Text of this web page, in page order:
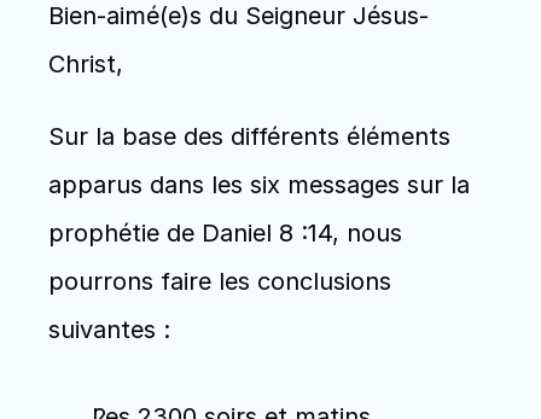
Bien-aimé(e)s du Seigneur Jésus-
Christ,
Sur la base des différents éléments
apparus dans les six messages sur la
prophétie de Daniel 8 :14, nous
pourrons faire les conclusions
suivantes :